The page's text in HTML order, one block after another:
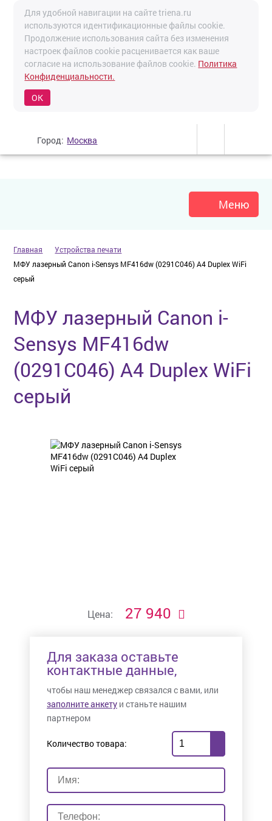
Для удобной навигации на сайте triena.ru
используются идентификационные файлы cookie.
Продолжение использования сайта без изменения
настроек файлов cookie расценивается как ваше
согласие на использование файлов cookie. Политика
Конфиденциальности.
OK
Город: Москва
Меню
Главная
Устройства печати
МФУ лазерный Canon i-Sensys MF416dw (0291C046) A4 Duplex WiFi
серый
МФУ лазерный Canon i-
Sensys MF416dw
(0291C046) A4 Duplex WiFi
серый
Цена: 27 940
Для заказа оставьте
контактные данные,
чтобы наш менеджер связался с вами, или
заполните анкету и станьте нашим
партнером
Количество товара: